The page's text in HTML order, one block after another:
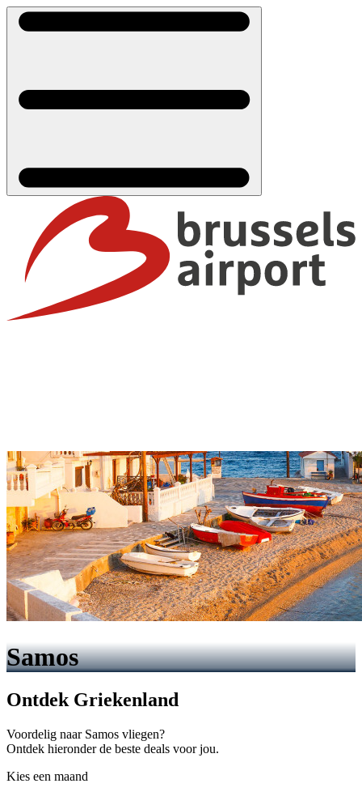
Samos
Ontdek Griekenland
Voordelig naar Samos vliegen?
Ontdek hieronder de beste deals voor jou.
Kies een maand